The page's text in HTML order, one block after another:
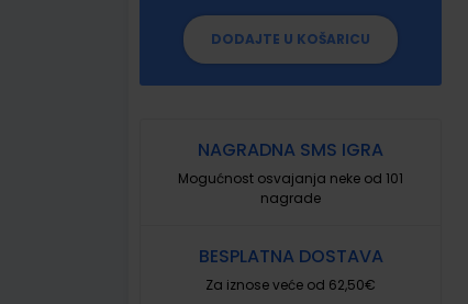
DODAJTE U KOŠARICU
NAGRADNA SMS IGRA
Mogućnost osvajanja neke od 101
nagrade
BESPLATNA DOSTAVA
Za iznose veće od 62,50€